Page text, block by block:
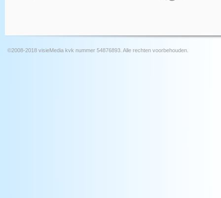
©2008-2018 visieMedia kvk nummer 54876893. Alle rechten voorbehouden.